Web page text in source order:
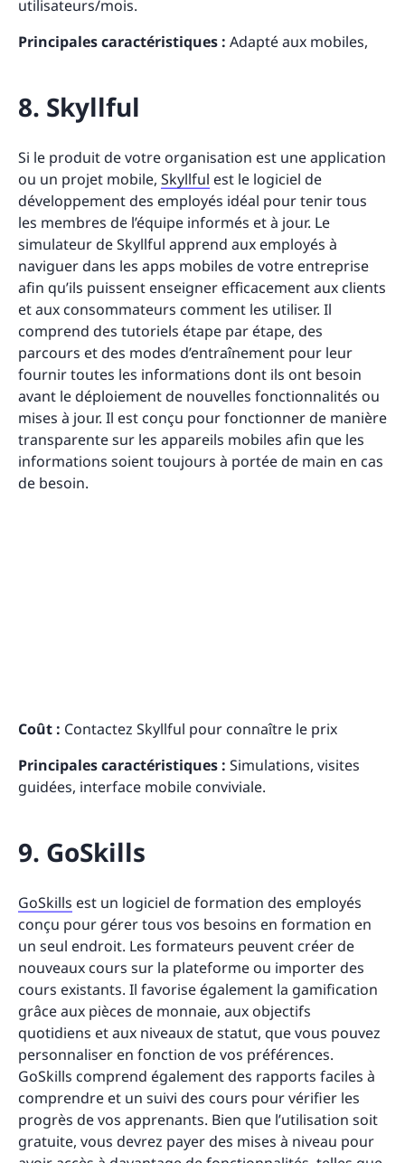
utilisateurs/mois.
Principales caractéristiques : Adapté aux mobiles,
8. Skyllful
Si le produit de votre organisation est une application
ou un projet mobile, Skyllful est le logiciel de
développement des employés idéal pour tenir tous
les membres de l’équipe informés et à jour. Le
simulateur de Skyllful apprend aux employés à
naviguer dans les apps mobiles de votre entreprise
afin qu’ils puissent enseigner efficacement aux clients
et aux consommateurs comment les utiliser. Il
comprend des tutoriels étape par étape, des
parcours et des modes d’entraînement pour leur
fournir toutes les informations dont ils ont besoin
avant le déploiement de nouvelles fonctionnalités ou
mises à jour. Il est conçu pour fonctionner de manière
transparente sur les appareils mobiles afin que les
informations soient toujours à portée de main en cas
de besoin.
Coût : Contactez Skyllful pour connaître le prix
Principales caractéristiques : Simulations, visites
guidées, interface mobile conviviale.
9. GoSkills
GoSkills est un logiciel de formation des employés
conçu pour gérer tous vos besoins en formation en
un seul endroit. Les formateurs peuvent créer de
nouveaux cours sur la plateforme ou importer des
cours existants. Il favorise également la gamification
grâce aux pièces de monnaie, aux objectifs
quotidiens et aux niveaux de statut, que vous pouvez
personnaliser en fonction de vos préférences.
GoSkills comprend également des rapports faciles à
comprendre et un suivi des cours pour vérifier les
progrès de vos apprenants. Bien que l’utilisation soit
gratuite, vous devrez payer des mises à niveau pour